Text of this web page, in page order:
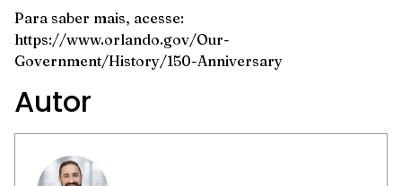
Para saber mais, acesse:
https://www.orlando.gov/Our-
Government/History/150-Anniversary
Autor